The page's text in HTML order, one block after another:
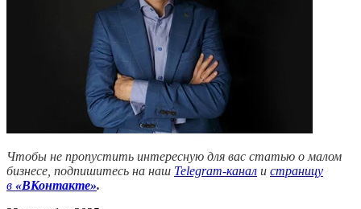
Чтобы не пропустить интересную для вас статью о малом
бизнесе, подпишитесь на наш Telegram-канал и страницу
в «ВКонтакте».